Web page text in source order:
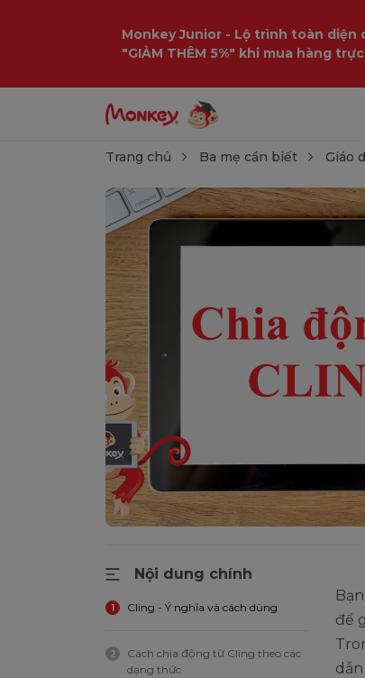
Monkey Junior - Lộ trình toàn diện
"GIẢM THÊM 5%" khi mua hàng
Trang chủ Ba mẹ cần biết Giáo
Nội dung chính
1 Cling - Ý nghĩa và cách dùng
2
Cách chia động từ Cling theo các
dạng thức
để